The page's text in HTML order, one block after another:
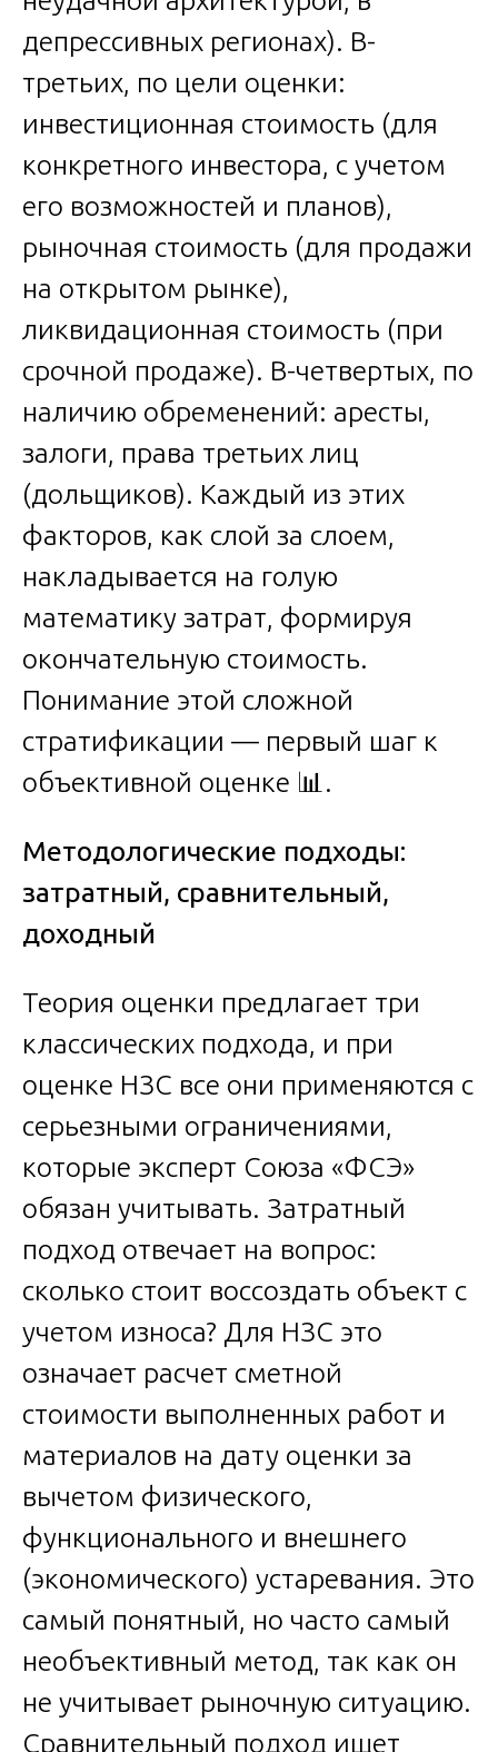
депрессивных регионах). В-
третьих, по цели оценки:
инвестиционная стоимость (для
конкретного инвестора, с учетом
его возможностей и планов),
рыночная стоимость (для продажи
на открытом рынке),
ликвидационная стоимость (при
срочной продаже). В-четвертых, по
наличию обременений: аресты,
залоги, права третьих лиц
(дольщиков). Каждый из этих
факторов, как слой за слоем,
накладывается на голую
математику затрат, формируя
окончательную стоимость.
Понимание этой сложной
стратификации — первый шаг к
объективной оценке 📊.
Методологические подходы:
затратный, сравнительный,
доходный
Теория оценки предлагает три
классических подхода, и при
оценке НЗС все они применяются с
серьезными ограничениями,
которые эксперт Союза «ФСЭ»
обязан учитывать. Затратный
подход отвечает на вопрос:
сколько стоит воссоздать объект с
учетом износа? Для НЗС это
означает расчет сметной
стоимости выполненных работ и
материалов на дату оценки за
вычетом физического,
функционального и внешнего
(экономического) устаревания. Это
самый понятный, но часто самый
необъективный метод, так как он
не учитывает рыночную ситуацию.
Сравнительный подход ищет